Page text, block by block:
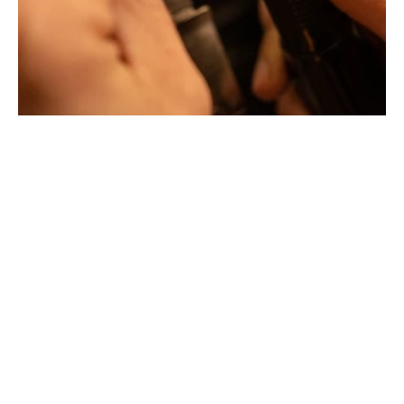
Maison Tournaire a forgé son style de caractère et
d'élévation en puisant dans ses voyages ainsi que ses
différentes rencontres.
La Maison Tournaire qui a ouvert ses portes en 1984 à
Montbrison, en France, propose aujourd'hui ces bijoux